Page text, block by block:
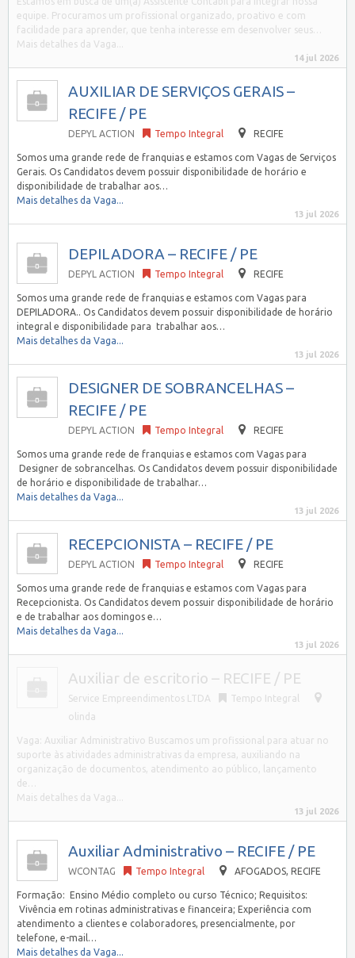
equipe. Procuramos um profissional organizado, proativo e com
facilidade para aprender, que tenha interesse em desenvolver seus…
Mais detalhes da Vaga...
14 jul 2026
AUXILIAR DE SERVIÇOS GERAIS –
RECIFE / PE
DEPYL ACTION Tempo Integral RECIFE
Somos uma grande rede de franquias e estamos com Vagas de Serviços
Gerais. Os Candidatos devem possuir disponibilidade de horário e
disponibilidade de trabalhar aos…
Mais detalhes da Vaga...
13 jul 2026
DEPILADORA – RECIFE / PE
DEPYL ACTION Tempo Integral RECIFE
Somos uma grande rede de franquias e estamos com Vagas para
DEPILADORA.. Os Candidatos devem possuir disponibilidade de horário
integral e disponibilidade para trabalhar aos…
Mais detalhes da Vaga...
13 jul 2026
DESIGNER DE SOBRANCELHAS –
RECIFE / PE
DEPYL ACTION Tempo Integral RECIFE
Somos uma grande rede de franquias e estamos com Vagas para
Designer de sobrancelhas. Os Candidatos devem possuir disponibilidade
de horário e disponibilidade de trabalhar…
Mais detalhes da Vaga...
13 jul 2026
RECEPCIONISTA – RECIFE / PE
DEPYL ACTION Tempo Integral RECIFE
Somos uma grande rede de franquias e estamos com Vagas para
Recepcionista. Os Candidatos devem possuir disponibilidade de horário
e de trabalhar aos domingos e…
Mais detalhes da Vaga...
13 jul 2026
Auxiliar de escritorio – RECIFE / PE
Service Empreendimentos LTDA
Tempo Integral
olinda
Vaga: Auxiliar Administrativo Buscamos um profissional para atuar no
suporte às atividades administrativas da empresa, auxiliando na
organização de documentos, atendimento ao público, lançamento
de…
Mais detalhes da Vaga...
13 jul 2026
Auxiliar Administrativo – RECIFE / PE
WCONTAG Tempo Integral AFOGADOS, RECIFE
Formação: Ensino Médio completo ou curso Técnico; Requisitos:
Vivência em rotinas administrativas e financeira; Experiência com
atendimento a clientes e colaboradores, presencialmente, por
telefone, e-mail…
Mais detalhes da Vaga...